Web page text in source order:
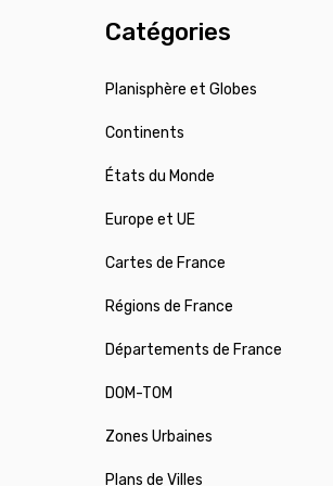
Catégories
Planisphère et Globes
Continents
États du Monde
Europe et UE
Cartes de France
Régions de France
Départements de France
DOM-TOM
Zones Urbaines
Plans de Villes